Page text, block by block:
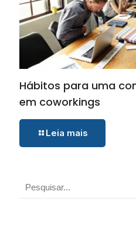
Hábitos para uma
em coworkings
Leia mais
Pesquisar